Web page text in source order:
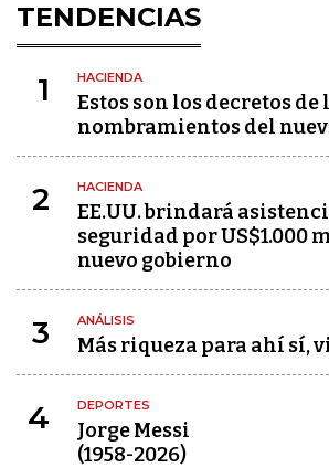
TENDENCIAS
1 HACIENDA
Estos son los decretos
nombramientos del
2 HACIENDA
EE.UU. brindará
seguridad por US$1.000
nuevo gobierno
3 ANÁLISIS
Más riqueza para ahí sí,
4 DEPORTES
Jorge Messi
(1958-2026)